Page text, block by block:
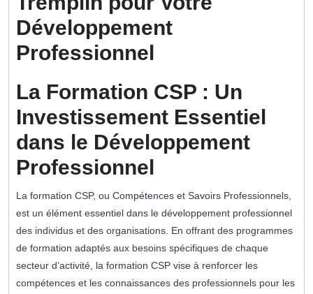
Développement
Professionnel
La Formation CSP : Un
Investissement Essentiel
dans le Développement
Professionnel
La formation CSP, ou Compétences et Savoirs Professionnels,
est un élément essentiel dans le développement professionnel
des individus et des organisations. En offrant des programmes
de formation adaptés aux besoins spécifiques de chaque
secteur d’activité, la formation CSP vise à renforcer les
compétences et les connaissances des professionnels pour les